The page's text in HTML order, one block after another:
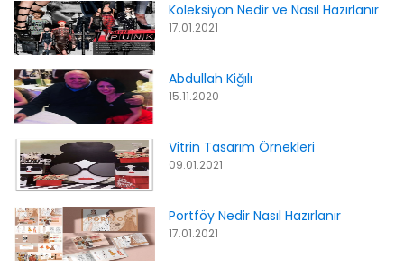
Koleksiyon Nedir ve Nasıl Hazırlanır
17.01.2021
Abdullah Kiğılı
15.11.2020
Vitrin Tasarım Örnekleri
09.01.2021
Portföy Nedir Nasıl Hazırlanır
17.01.2021